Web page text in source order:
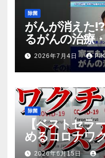
除菌
がんが消えた
るがんの治療
2026年7月4日
除菌
【ベストセラ
めるコロナワ
法【本要約】
2026年6月15日